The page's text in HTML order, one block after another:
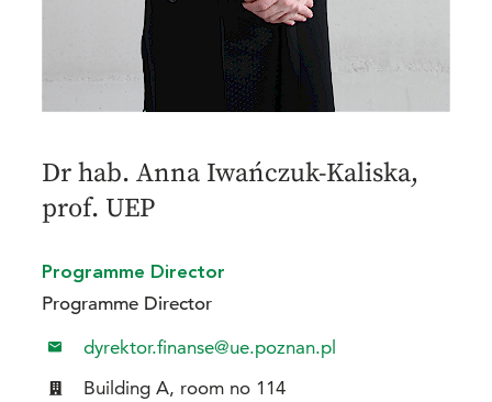
Dr hab. Anna Iwańczuk-Kaliska,
prof. UEP
Programme Director
Programme Director
dyrektor.finanse@ue.poznan.pl
Building A, room no 114